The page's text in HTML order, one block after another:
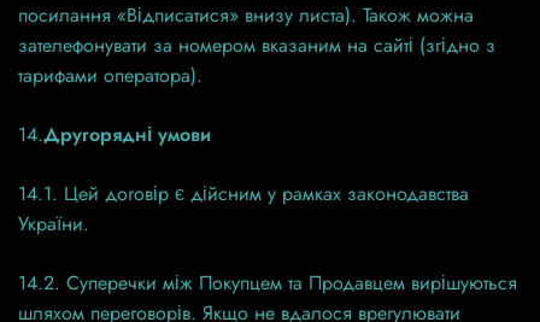
посилання «Відписатися» внизу листа). Також можна
зателефонувати за номером вказаним на сайті (згідно з
тарифами оператора).
14.Другорядні умови
14.1. Цей договір є дійсним у рамках законодавства
України.
14.2. Суперечки між Покупцем та Продавцем вирішуються
шляхом переговорів. Якщо не вдалося врегулювати